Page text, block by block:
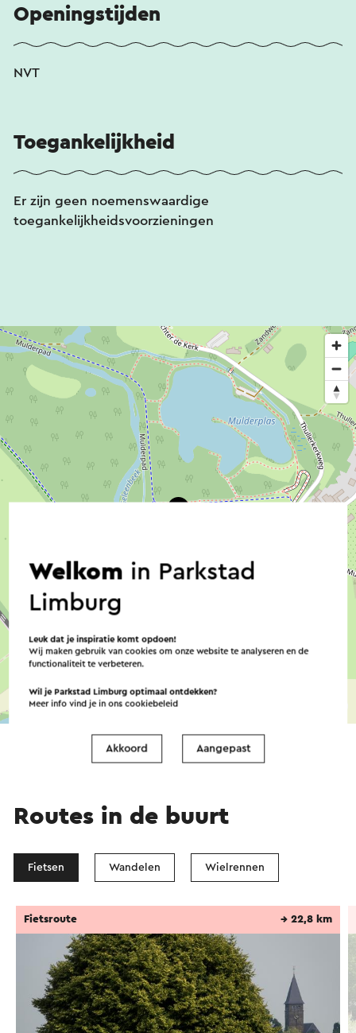
Openingstijden
NVT
Toegankelijkheid
Er zijn geen noemenswaardige
toegankelijkheidsvoorzieningen
Routes in de buurt
Fietsen Wandelen Wielrennen
Fietsroute → 22,8 km
Welkom in Parkstad
Limburg
Leuk dat je inspiratie komt opdoen!
Wij maken gebruik van cookies om onze website te analyseren en de
functionaliteit te verbeteren.
Wil je Parkstad Limburg optimaal ontdekken?
Meer info vind je in onscookiebeleid
Akkoord Aangepast